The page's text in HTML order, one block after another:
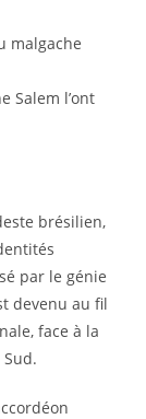
malgache
Salem l’ont
brésilien,
par le génie
devenu au fil
face à la